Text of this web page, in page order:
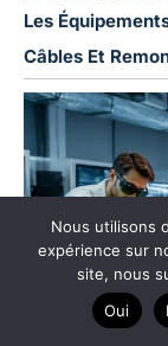
Les
Câbles Et
Nous utilisons
expérience sur
site, nous
Oui